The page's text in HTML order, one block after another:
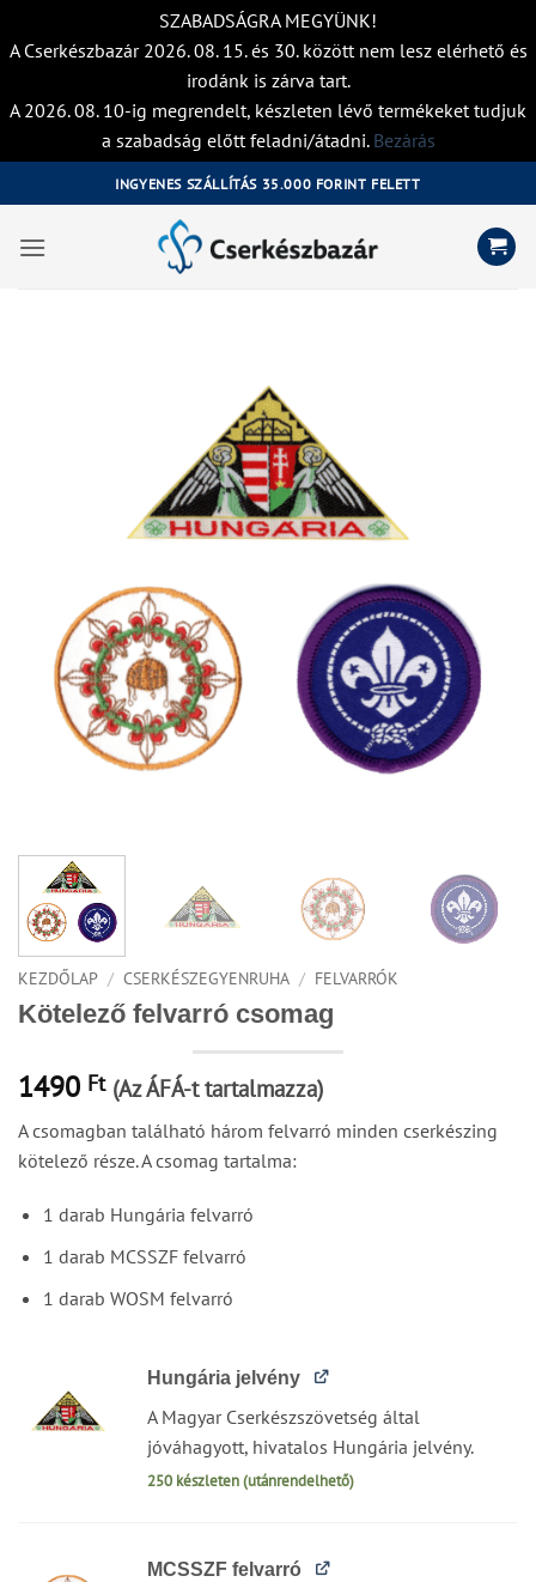
SZABADSÁGRA MEGYÜNK!
A Cserkészbazár 2026. 08. 15. és 30. között nem lesz elérhető és
irodánk is zárva tart.
A 2026. 08. 10-ig megrendelt, készleten lévő termékeket tudjuk
a szabadság előtt feladni/átadni. Bezárás
to
content
INGYENES SZÁLLÍTÁS 35.000 FORINT FELETT
KEZDŐLAP / CSERKÉSZEGYENRUHA / FELVARRÓK
Kötelező felvarró csomag
1490 Ft (Az ÁFÁ-t tartalmazza)
A csomagban található három felvarró minden cserkészing
kötelező része. A csomag tartalma:
1 darab Hungária felvarró
1 darab MCSSZF felvarró
1 darab WOSM felvarró
Hungária jelvény
A Magyar Cserkészszövetség által
jóváhagyott, hivatalos Hungária jelvény.
250 készleten (utánrendelhető)
MCSSZF felvarró